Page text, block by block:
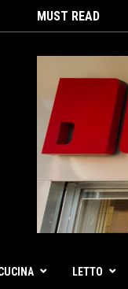
MUST READ
LETTO